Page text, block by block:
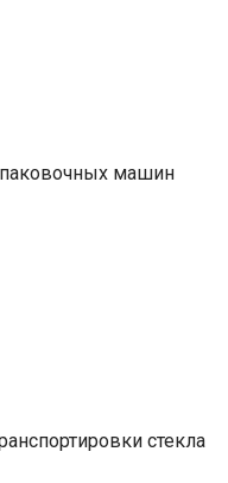
машин
стекла